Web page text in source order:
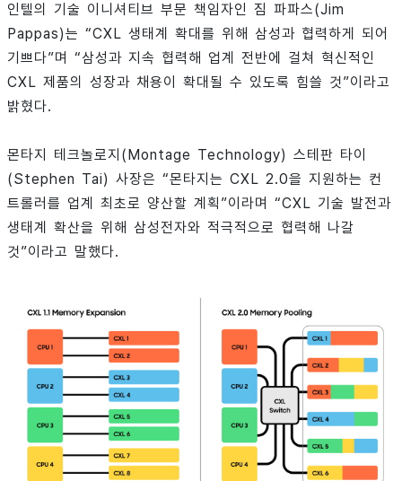
인텔의 기술 이니셔티브 부문 책임자인 짐 파파스(Jim
Pappas)는 “CXL 생태계 확대를 위해 삼성과 협력하게 되어
기쁘다”며 “삼성과 지속 협력해 업계 전반에 걸쳐 혁신적인
CXL 제품의 성장과 채용이 확대될 수 있도록 힘쓸 것”이라고
밝혔다.
몬타지 테크놀로지(Montage Technology) 스테판 타이
(Stephen Tai) 사장은 “몬타지는 CXL 2.0을 지원하는 컨
트롤러를 업계 최초로 양산할 계획”이라며 “CXL 기술 발전과
생태계 확산을 위해 삼성전자와 적극적으로 협력해 나갈
것”이라고 말했다.